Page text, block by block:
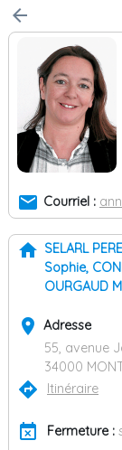
arrow_back
email Courriel :
home SELARL
Sophie,
OURGAUD
place Adresse
55, avenue
34000
directions Itinéraire
event_busy Fermeture :